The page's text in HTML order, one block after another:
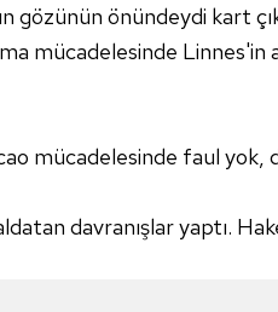
Kanunu uyarınca
çerezlerle ilgili bilgi almak için
gözünün önündeydi kart
mücadelesinde Linnes'in
mücadelesinde faul yok,
davranışlar yaptı.